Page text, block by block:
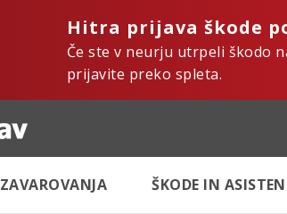
Hitra prijava škode
Če ste v neurju utrpeli škodo
prijavite preko spleta.
ZAVAROVANJA ŠKODE IN